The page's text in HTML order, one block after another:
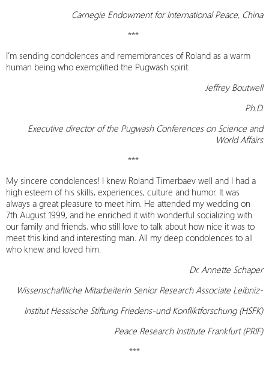
Carnegie Endowment for International Peace, China
***
I’m sending condolences and remembrances of Roland as a warm
human being who exemplified the Pugwash spirit.
Jeffrey Boutwell
Ph.D.
Executive director of the Pugwash Conferences on Science and
World Affairs
***
My sincere condolences! I knew Roland Timerbaev well and I had a
high esteem of his skills, experiences, culture and humor. It was
always a great pleasure to meet him. He attended my wedding on
7th August 1999, and he enriched it with wonderful socializing with
our family and friends, who still love to talk about how nice it was to
meet this kind and interesting man. All my deep condolences to all
who knew and loved him.
Dr. Annette Schaper
Wissenschaftliche Mitarbeiterin Senior Research Associate Leibniz-
Institut Hessische Stiftung Friedens-und Konfliktforschung (HSFK)
Peace Research Institute Frankfurt (PRIF)
***